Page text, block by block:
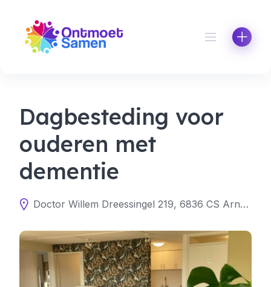
content
Dagbesteding voor
ouderen met
dementie
Doctor Willem Dreessingel 219, 6836 CS Arnhem, Nederland